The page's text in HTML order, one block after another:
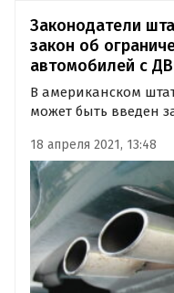
Законодатели
закон об
автомобилей с
В американском
может быть введен
Соответствующий
автомобили 2030»
ожидает подписи
18 апреля 2021, 13:48